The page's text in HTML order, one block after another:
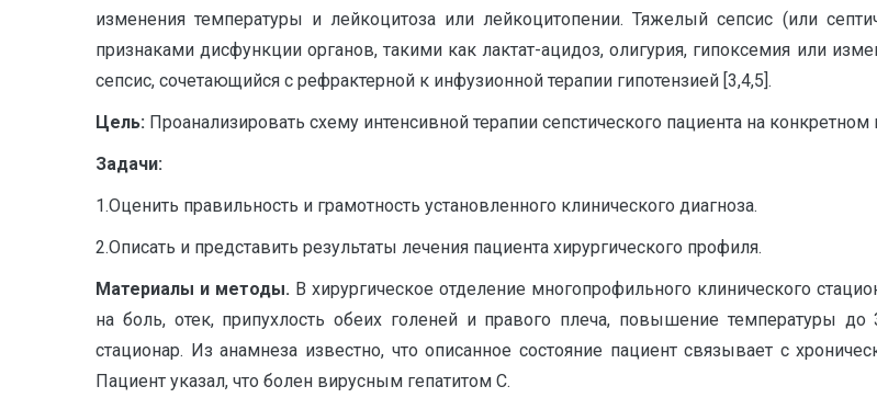
изменения температуры и лейкоцитоза или лейкоцитопении. Тяжелый сепсис (или
признаками дисфункции органов, такими как лактат-ацидоз, олигурия, гипоксемия или
сепсис, сочетающийся с рефрактерной к инфузионной терапии гипотензией [3,4,5].
Цель: Проанализировать схему интенсивной терапии сепстического пациента на
Задачи:
1.Оценить правильность и грамотность установленного клинического диагноза.
2.Описать и представить результаты лечения пациента хирургического профиля.
Материалы и методы. В хирургическое отделение многопрофильного клинического
на боль, отек, припухлость обеих голеней и правого плеча, повышение температуры
стационар. Из анамнеза известно, что описанное состояние пациент связывает с
Пациент указал, что болен вирусным гепатитом С.